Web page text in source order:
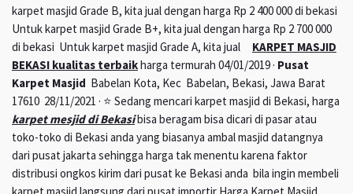
karpet masjid Grade B, kita jual dengan harga Rp 2 400 000 di bekasi
Untuk karpet masjid Grade B+, kita jual dengan harga Rp 2 700 000
di bekasi Untuk karpet masjid Grade A, kita jual KARPET MASJID
BEKASI kualitas terbaikharga termurah 04/01/2019 · Pusat
Karpet Masjid Babelan Kota, Kec Babelan, Bekasi, Jawa Barat
17610 28/11/2021 · ⭐ Sedang mencari karpet masjid di Bekasi, harga
karpet mesjid di Bekasibisa beragam bisa dicari di pasar atau
toko-toko di Bekasi anda yang biasanya ambal masjid datangnya
dari pusat jakarta sehingga harga tak menentu karena faktor
distribusi ongkos kirim dari pusat ke Bekasi anda bila ingin membeli